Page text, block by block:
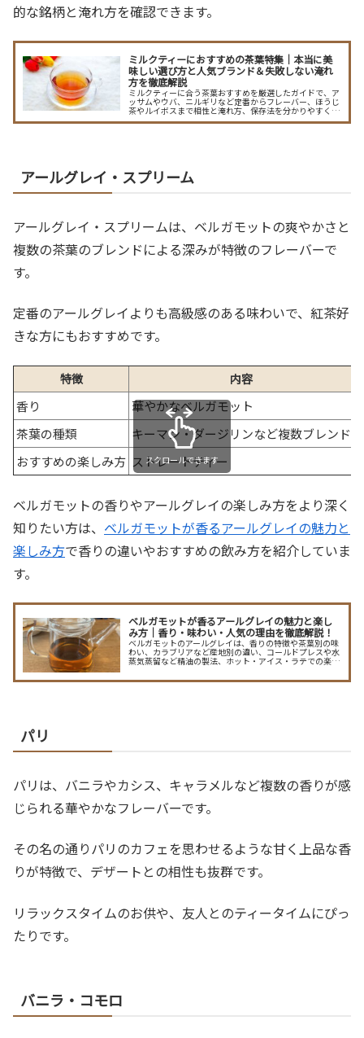
的な銘柄と淹れ方を確認できます。
ミルクティーにおすすめの茶葉特集｜本当に美
味しい選び方と人気ブランド＆失敗しない淹れ
方を徹底解説
ミルクティーに合う茶葉おすすめを厳選したガイドで、ア
ッサムやウバ、ニルギリなど定番からフレーバー、ほうじ
茶やルイボスまで相性と淹れ方、保存法を分かりやすく解
説。ブランド別のおすすめや自分に合う見つけ方も紹介
し、毎日のミルクティーを格上げします。家で簡単に再現
アールグレイ・スプリーム
アールグレイ・スプリームは、ベルガモットの爽やかさと
複数の茶葉のブレンドによる深みが特徴のフレーバーで
す。
定番のアールグレイよりも高級感のある味わいで、紅茶好
きな方にもおすすめです。
特徴 内容
香り
華やかなベルガモット
茶葉の種類
キーマン・ダージリンなど複数ブレンド
おすすめの楽しみ方 ストレートティー
スクロールできます
ベルガモットの香りやアールグレイの楽しみ方をより深く
知りたい方は、 ベルガモットが香るアールグレイの魅力と
楽しみ方で香りの違いやおすすめの飲み方を紹介していま
す。
ベルガモットが香るアールグレイの魅力と楽し
み方｜香り・味わい・人気の理由を徹底解説！
ベルガモットのアールグレイは、香りの特徴や茶葉別の味
わい、カラブリアなど産地別の違い、コールドプレスや水
蒸気蒸留など精油の製法、ホット・アイス・ラテでの楽し
選び方と日常に取り入れるコツをわかりやすく伝えるガイ
パリ
パリは、バニラやカシス、キャラメルなど複数の香りが感
じられる華やかなフレーバーです。
その名の通りパリのカフェを思わせるような甘く上品な香
りが特徴で、デザートとの相性も抜群です。
リラックスタイムのお供や、友人とのティータイムにぴっ
たりです。
バニラ・コモロ